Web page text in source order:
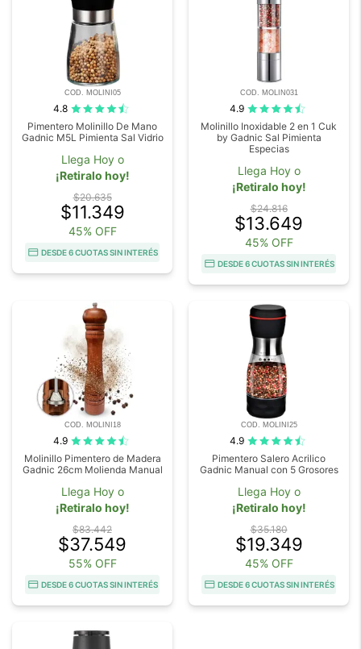
COD. MOLINI05
4.8
Pimentero Molinillo De Mano
Gadnic M5L Pimienta Sal Vidrio
Llega Hoy o
¡Retiralo hoy!
$20.635
$11.349
45% OFF
DESDE 6 CUOTAS SIN INTERÉS
COD. MOLIN031
4.9
Molinillo Inoxidable 2 en 1 Cuk
by Gadnic Sal Pimienta
Especias
Llega Hoy o
¡Retiralo hoy!
$24.816
$13.649
45% OFF
DESDE 6 CUOTAS SIN INTERÉS
COD. MOLINI18
4.9
Molinillo Pimentero de Madera
Gadnic 26cm Molienda Manual
Llega Hoy o
¡Retiralo hoy!
$83.442
$37.549
55% OFF
DESDE 6 CUOTAS SIN INTERÉS
COD. MOLINI25
4.9
Pimentero Salero Acrilico
Gadnic Manual con 5 Grosores
Llega Hoy o
¡Retiralo hoy!
$35.180
$19.349
45% OFF
DESDE 6 CUOTAS SIN INTERÉS